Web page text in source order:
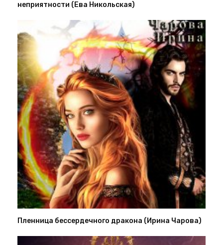
неприятности (Ева Никольская)
Пленница бессердечного дракона (Ирина Чарова)